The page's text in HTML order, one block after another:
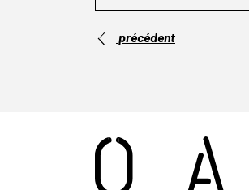
précédent